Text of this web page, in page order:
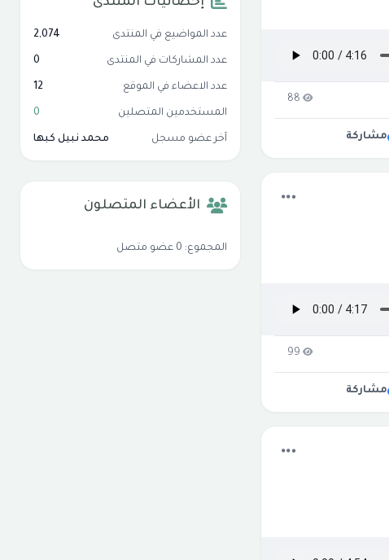
مشاركة
مشاركة
عدد المواضيع في المنتدى 2,074
عدد المشاركات في المنتدى 0
عدد الاعضاء في الموقع 12
المستخدمين المتصلين 0
آخر عضو مسجل محمد نبيل كبها
الأعضاء المتصلون
المجموع: 0 عضو متصل